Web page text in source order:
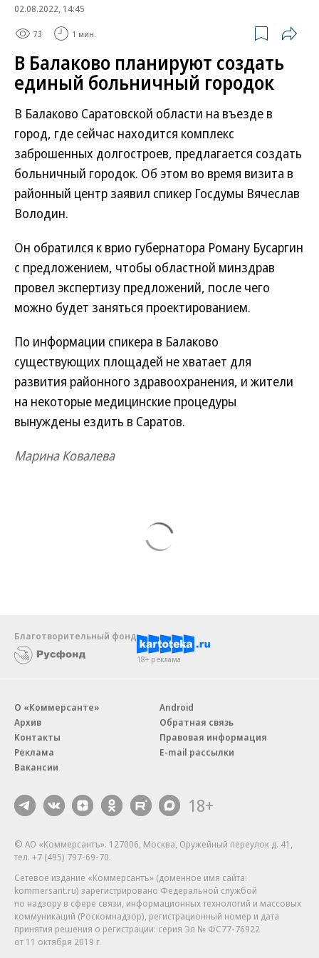
02.08.2022, 14:45
73 1 мин.
В Балаково планируют создать
единый больничный городок
В Балаково Саратовской области на въезде в
город, где сейчас находится комплекс
заброшенных долгостроев, предлагается создать
больничный городок. Об этом во время визита в
районный центр заявил спикер Госдумы Вячеслав
Володин.
Он обратился к врио губернатора Роману Бусаргин
с предложением, чтобы областной минздрав
провел экспертизу предложений, после чего
можно будет заняться проектированием.
По информации спикера в Балаково
существующих площадей не хватает для
развития районного здравоохранения, и жители
на некоторые медицинские процедуры
вынуждены ездить в Саратов.
Марина Ковалева
Благотворительный фонд
18+ реклама
О «Коммерсанте»
Архив
Контакты
Реклама
Вакансии
Android
Обратная связь
Правовая информация
E-mail рассылки
18+
© АО «Коммерсантъ». 127006, Москва, Оружейный переулок д. 41,
тел. +7 (495) 797-69-70.
Сетевое издание «Коммерсантъ» (доменное имя сайта:
kommersant.ru) зарегистрировано Федеральной службой
по надзору в сфере связи, информационных технологий и массовых
коммуникаций (Роскомнадзор), регистрационный номер и дата
принятия решения о регистрации: серия Эл № ФС77-76922
от 11 октября 2019 г.